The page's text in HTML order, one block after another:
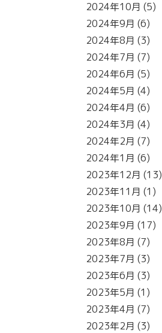
2024年10月 (5)
2024年9月 (6)
2024年8月 (3)
2024年7月 (7)
2024年6月 (5)
2024年5月 (4)
2024年4月 (6)
2024年3月 (4)
2024年2月 (7)
2024年1月 (6)
2023年12月 (13)
2023年11月 (1)
2023年10月 (14)
2023年9月 (17)
2023年8月 (7)
2023年7月 (3)
2023年6月 (3)
2023年5月 (1)
2023年4月 (7)
2023年2月 (3)